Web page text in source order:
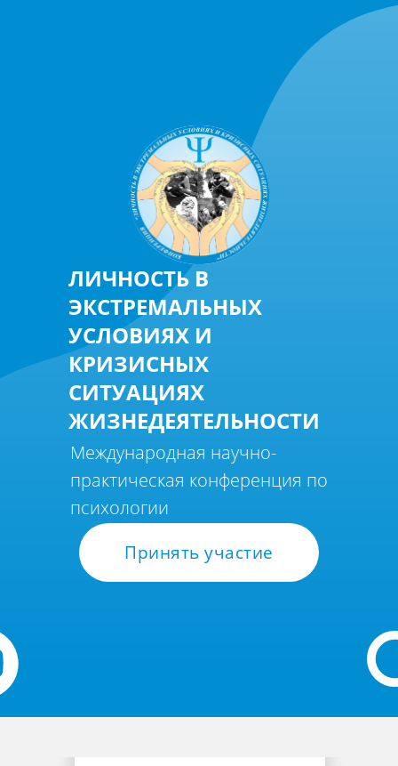
ЛИЧНОСТЬ В
ЭКСТРЕМАЛЬНЫХ
УСЛОВИЯХ И
КРИЗИСНЫХ
СИТУАЦИЯХ
ЖИЗНЕДЕЯТЕЛЬНОСТИ
Принять участие
Международная научно-
практическая конференция по
психологии